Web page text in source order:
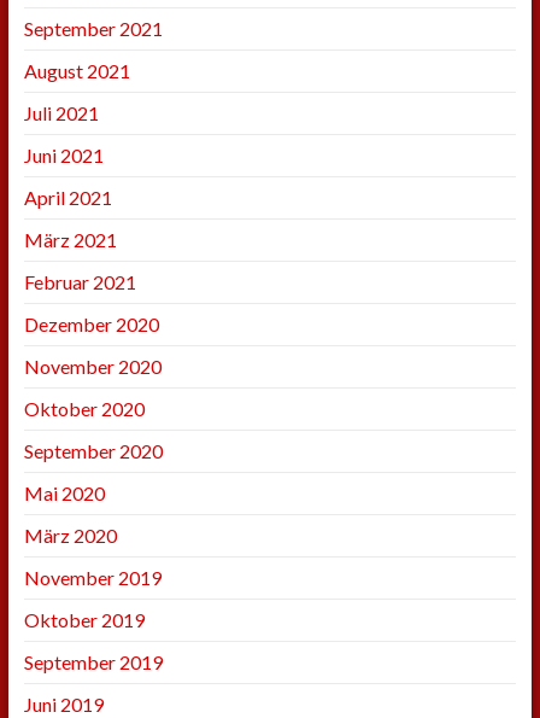
September 2021
August 2021
Juli 2021
Juni 2021
April 2021
März 2021
Februar 2021
Dezember 2020
November 2020
Oktober 2020
September 2020
Mai 2020
März 2020
November 2019
Oktober 2019
September 2019
Juni 2019